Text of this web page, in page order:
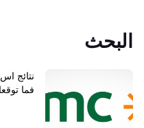
البحث
فما